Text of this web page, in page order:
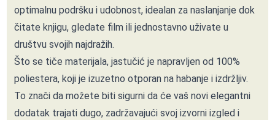
optimalnu podršku i udobnost, idealan za naslanjanje dok
čitate knjigu, gledate film ili jednostavno uživate u
društvu svojih najdražih.
Što se tiče materijala, jastučić je napravljen od 100%
poliestera, koji je izuzetno otporan na habanje i izdržljiv.
To znači da možete biti sigurni da će vaš novi elegantni
dodatak trajati dugo, zadržavajući svoj izvorni izgled i